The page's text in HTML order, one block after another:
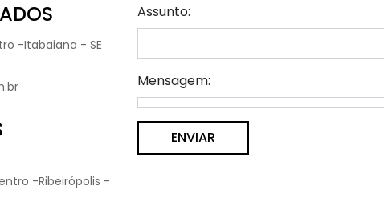
-Itabaiana - SE
-Ribeirópolis -
Assunto:
Mensagem:
ENVIAR